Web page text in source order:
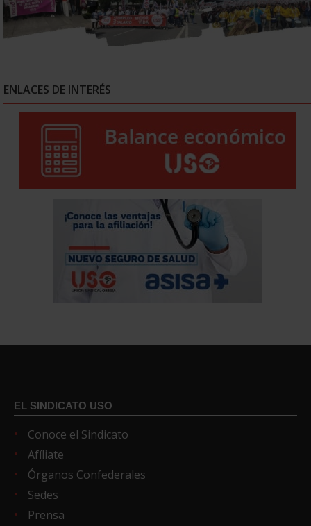
ENLACES DE INTERÉS
EL SINDICATO USO
Conoce el Sindicato
Afíliate
Órganos Confederales
Sedes
Prensa